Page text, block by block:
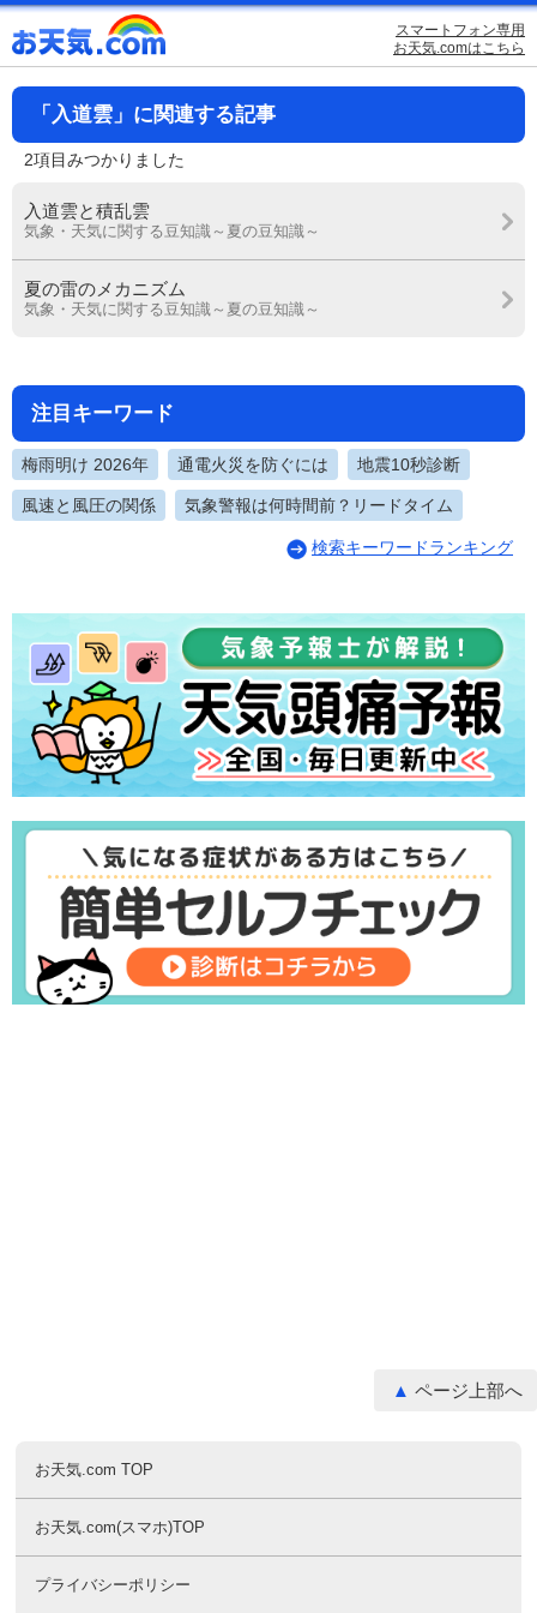
スマートフォン専用
お天気.comはこちら
「入道雲」に関連する記事
2項目みつかりました
入道雲と積乱雲
気象・天気に関する豆知識～夏の豆知識～
夏の雷のメカニズム
気象・天気に関する豆知識～夏の豆知識～
注目キーワード
梅雨明け 2026年 通電火災を防ぐには 地震10秒診断
風速と風圧の関係 気象警報は何時間前？リードタイム
検索キーワードランキング
ページ上部へ
お天気.com TOP
お天気.com(スマホ)TOP
プライバシーポリシー